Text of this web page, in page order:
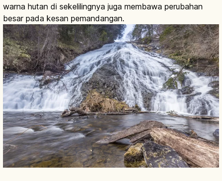
warna hutan di sekelilingnya juga membawa perubahan
besar pada kesan pemandangan.